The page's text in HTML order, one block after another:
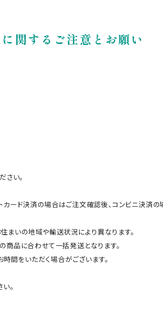
に関するご注意とお願い
さい。
ード決済の場合はご注文確認後、コンビニ決済
まいの地域や輸送状況により異なります。
品に合わせて一括発送となります。
間をいただく場合がございます。
。